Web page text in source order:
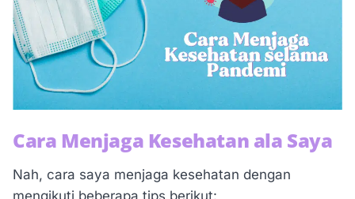
Cara Menjaga Kesehatan ala Saya
Nah, cara saya menjaga kesehatan dengan